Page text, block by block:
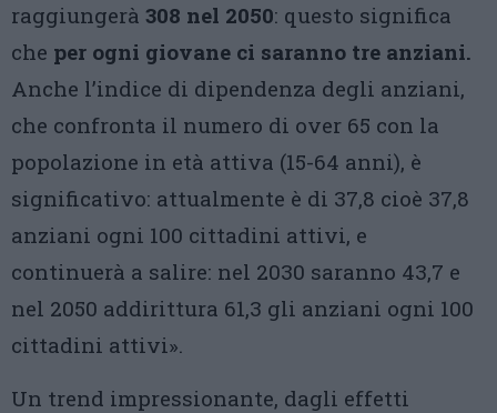
raggiungerà 308 nel 2050: questo significa
che per ogni giovane ci saranno tre anziani.
Anche l’indice di dipendenza degli anziani,
che confronta il numero di over 65 con la
popolazione in età attiva (15-64 anni), è
significativo: attualmente è di 37,8 cioè 37,8
anziani ogni 100 cittadini attivi, e
continuerà a salire: nel 2030 saranno 43,7 e
nel 2050 addirittura 61,3 gli anziani ogni 100
cittadini attivi».
Un trend impressionante, dagli effetti